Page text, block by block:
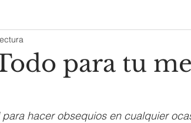
para tu
hacer obsequios en cualquier